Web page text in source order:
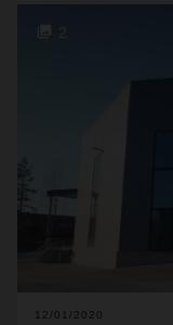
12/01/2020